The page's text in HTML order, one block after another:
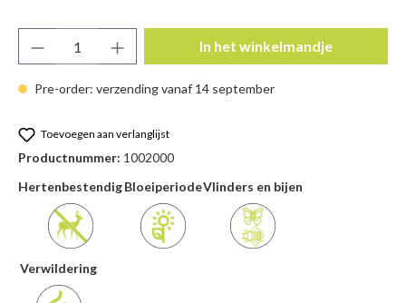
Pre-order: verzending vanaf 14 september
Producthoeveelheid: Voer de gewenste
In het winkelmandje
Toevoegen aan verlanglijst
Productnummer: 1002000
HertenbestendigBloeiperiodeVlinders en bijen
Verwildering